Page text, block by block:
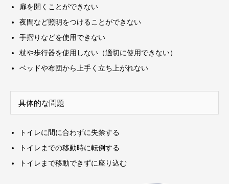
扉を開くことができない
夜間など照明をつけることができない
手摺りなどを使用できない
杖や歩行器を使用しない（適切に使用できない）
ベッドや布団から上手く立ち上がれない
具体的な問題
トイレに間に合わずに失禁する
トイレまでの移動時に転倒する
トイレまで移動できずに座り込む